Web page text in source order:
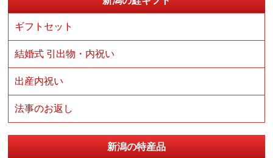
ギフトセット
結婚式 引出物・内祝い
出産内祝い
法事のお返し
新潟の特産品